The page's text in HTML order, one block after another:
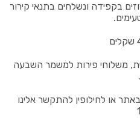
בקפידה ונשלחים בתנאי קירור
משלוחי פירות למשמר השבעה
או לחילופין להתקשר אלינו